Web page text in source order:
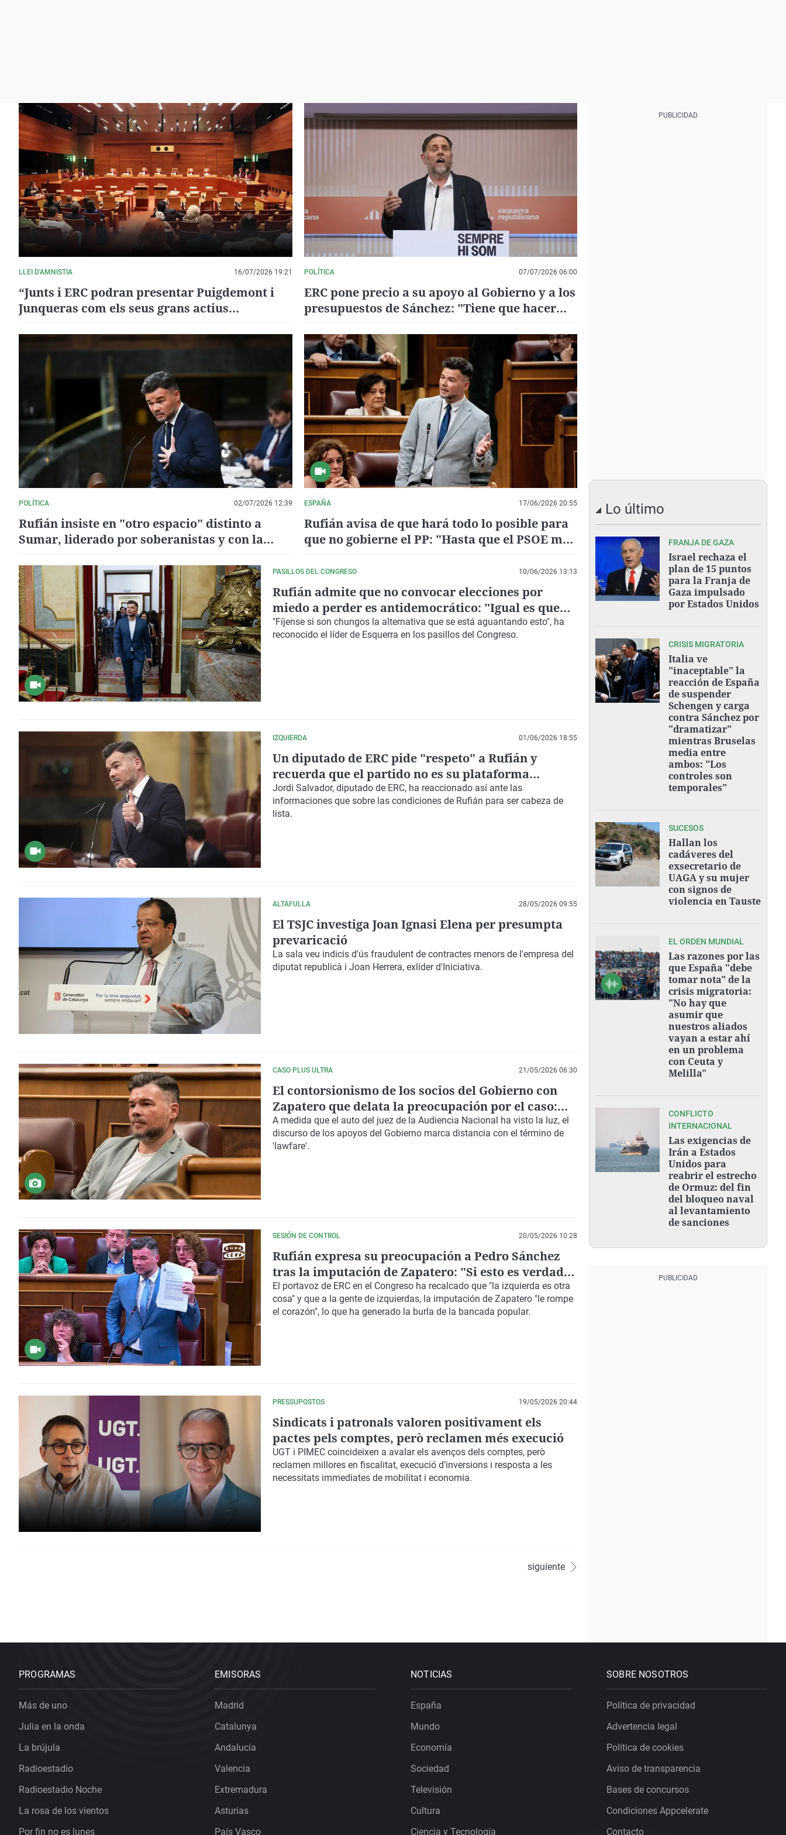
LLEI D'AMNISTIA 16/07/2026 19:21
“Junts i ERC podran presentar Puigdemont i
Junqueras com els seus grans actius
POLÍTICA 07/07/2026 06:00
ERC pone precio a su apoyo al Gobierno y a los
presupuestos de Sánchez: "Tiene que hacer
POLÍTICA 02/07/2026 12:39
Rufián insiste en "otro espacio" distinto a
Sumar, liderado por soberanistas y con la
la izquierda va al carajo"
ESPAÑA 17/06/2026 20:55
Rufián avisa de que hará todo lo posible para
que no gobierne el PP: "Hasta que el PSOE me
PASILLOS DEL CONGRESO 10/06/2026 13:13
Rufián admite que no convocar elecciones por
miedo a perder es antidemocrático: "Igual es que
has hecho algo mal"
"Fíjense si son chungos la alternativa que se está aguantando esto", ha
reconocido el líder de Esquerra en los pasillos del Congreso.
IZQUIERDA 01/06/2026 18:55
Un diputado de ERC pide "respeto" a Rufián y
recuerda que el partido no es su plataforma
personal: "La paciencia tiene un límite"
Jordi Salvador, diputado de ERC, ha reaccionado así ante las
informaciones que sobre las condiciones de Rufián para ser cabeza de
lista.
ALTAFULLA 28/05/2026 09:55
El TSJC investiga Joan Ignasi Elena per presumpta
prevaricació
La sala veu indicis d'ús fraudulent de contractes menors de l'empresa del
diputat republicà i Joan Herrera, exlíder d'Iniciativa.
CASO PLUS ULTRA 21/05/2026 06:30
El contorsionismo de los socios del Gobierno con
Zapatero que delata la preocupación por el caso:
"Se le está poniendo muy feo"
A medida que el auto del juez de la Audiencia Nacional ha visto la luz, el
discurso de los apoyos del Gobierno marca distancia con el término de
'lawfare'.
SESIÓN DE CONTROL 20/05/2026 10:28
Rufián expresa su preocupación a Pedro Sánchez
tras la imputación de Zapatero: "Si esto es verdad,
es una mierda"
El portavoz de ERC en el Congreso ha recalcado que "la izquierda es otra
cosa" y que a la gente de izquierdas, la imputación de Zapatero "le rompe
el corazón", lo que ha generado la burla de la bancada popular.
PRESSUPOSTOS 19/05/2026 20:44
Sindicats i patronals valoren positivament els
pactes pels comptes, però reclamen més execució
UGT i PIMEC coincideixen a avalar els avenços dels comptes, però
reclamen millores en fiscalitat, execució d’inversions i resposta a les
necessitats immediates de mobilitat i economia.
siguiente
Lo último
FRANJA DE GAZA
Israel rechaza el
plan de 15 puntos
para la Franja de
Gaza impulsado
por Estados Unidos
CRISIS MIGRATORIA
Italia ve
"inaceptable" la
reacción de España
de suspender
Schengen y carga
contra Sánchez por
"dramatizar"
mientras Bruselas
media entre
ambos: "Los
controles son
temporales"
SUCESOS
Hallan los
cadáveres del
exsecretario de
UAGA y su mujer
con signos de
violencia en Tauste
EL ORDEN MUNDIAL
Las razones por las
que España "debe
tomar nota" de la
crisis migratoria:
"No hay que
asumir que
nuestros aliados
vayan a estar ahí
en un problema
con Ceuta y
Melilla"
CONFLICTO
INTERNACIONAL
Las exigencias de
Irán a Estados
Unidos para
reabrir el estrecho
de Ormuz: del fin
del bloqueo naval
al levantamiento
de sanciones
PROGRAMAS
Más de uno
Julia en la onda
La brújula
Radioestadio
Radioestadio Noche
La rosa de los vientos
Por fin no es lunes
EMISORAS
Madrid
Catalunya
Andalucía
Valencia
Extremadura
Asturias
País Vasco
NOTICIAS
España
Mundo
Economía
Sociedad
Televisión
Cultura
Ciencia y Tecnología
SOBRE NOSOTROS
Política de privacidad
Advertencia legal
Política de cookies
Aviso de transparencia
Bases de concursos
Condiciones Appcelerate
Contacto